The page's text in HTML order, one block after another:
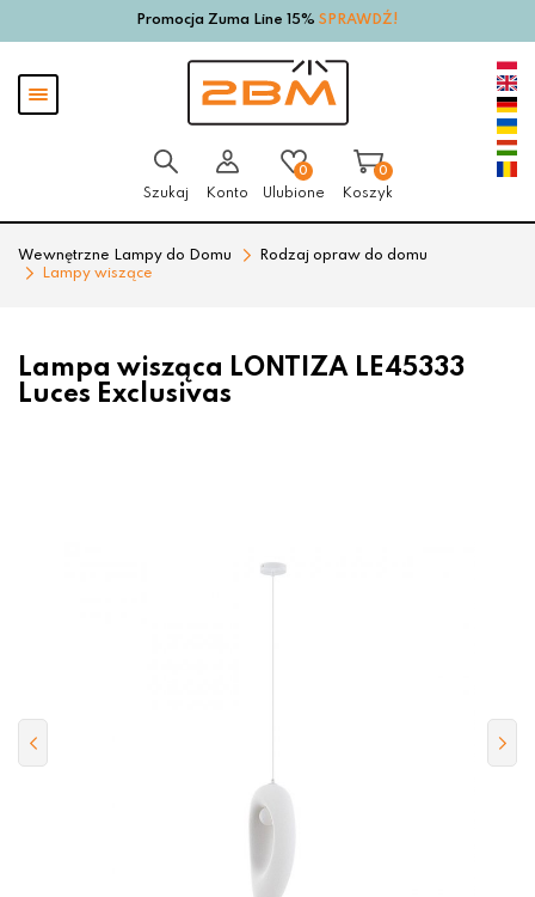
Przejdź
głównego
Przejdź
menu
stopce
Promocja Zuma Line 15% SPRAWDŹ!
Pokaż
menu
Szukaj Konto
0
Ulubione
0
Koszyk
Wewnętrzne Lampy do Domu
Rodzaj opraw do domu
Lampy wiszące
Lampa wisząca LONTIZA LE45333
Luces Exclusivas